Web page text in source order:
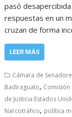
pasó
respuestas en un
cruzan de forma
LEER MÁS
Cámara de
Badiraguato, Comisión
de Justicia Estados
Narcotráfico, política